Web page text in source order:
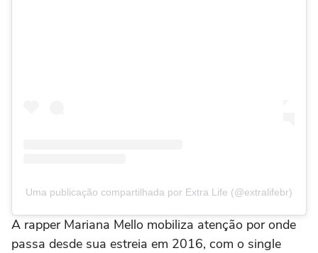
Uma publicação compartilhada por Extra Life (@extralifebr)
A rapper Mariana Mello mobiliza atenção por onde
passa desde sua estreia em 2016, com o single